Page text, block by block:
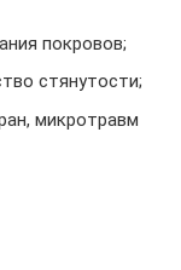
покровов;
стянутости;
микротравм